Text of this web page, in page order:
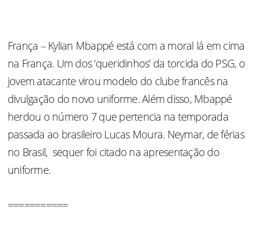
França – Kylian Mbappé está com a moral lá em cima
na França. Um dos ‘queridinhos’ da torcida do PSG, o
jovem atacante virou modelo do clube francês na
divulgação do novo uniforme. Além disso, Mbappé
herdou o número 7 que pertencia na temporada
passada ao brasileiro Lucas Moura. Neymar, de férias
no Brasil, sequer foi citado na apresentação do
uniforme.
===========